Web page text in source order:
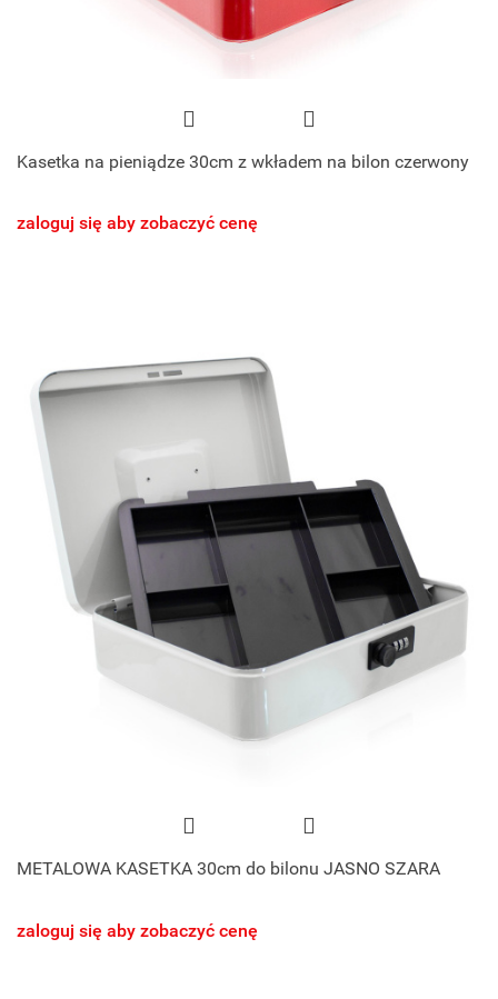
Kasetka na pieniądze 30cm z wkładem na bilon czerwony
zaloguj się aby zobaczyć cenę
METALOWA KASETKA 30cm do bilonu JASNO SZARA
zaloguj się aby zobaczyć cenę